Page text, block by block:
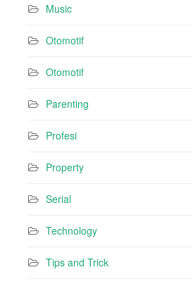
Music
Otomotif
Otomotif
Parenting
Profesi
Property
Serial
Technology
Tips and Trick